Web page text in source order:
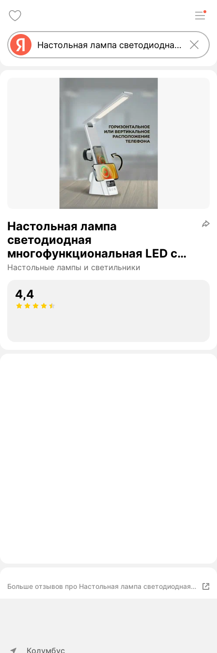
Настольная лампа
светодиодная
многофункциональная LED с
будильником календарем
Настольные лампы и светильники
4,4
Больше отзывов про Настольная лампа светодиодная
Колумбус